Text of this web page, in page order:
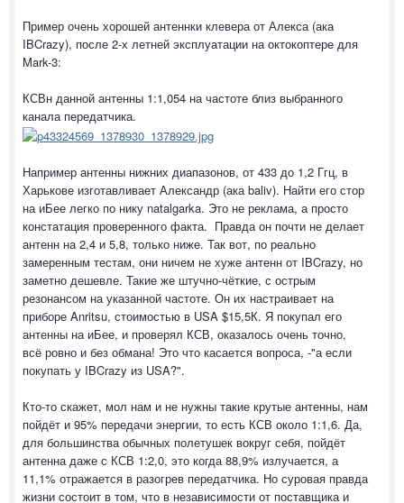
Пример очень хорошей антеннки клевера от Алекса (ака
IBCrazy), после 2-х летней эксплуатации на октокоптере для
Mark-3:
КСВн данной антенны 1:1,054 на частоте близ выбранного
канала передатчика.
Например антенны нижних диапазонов, от 433 до 1,2 Ггц, в
Харькове изготавливает Александр (ака baliv). Найти его стор
на иБее легко по нику natalgarka. Это не реклама, а просто
констатация проверенного факта. Правда он почти не делает
антенн на 2,4 и 5,8, только ниже. Так вот, по реально
замеренным тестам, они ничем не хуже антенн от IBCrazy, но
заметно дешевле. Такие же штучно-чёткие, с острым
резонансом на указанной частоте. Он их настраивает на
приборе Anritsu, стоимостью в USA $15,5К. Я покупал его
антенны на иБее, и проверял КСВ, оказалось очень точно,
всё ровно и без обмана! Это что касается вопроса, -"а если
покупать у IBCrazy из USA?".
Кто-то скажет, мол нам и не нужны такие крутые антенны, нам
пойдёт и 95% передачи энергии, то есть КСВ около 1:1,6. Да,
для большинства обычных полетушек вокруг себя, пойдёт
антенна даже с КСВ 1:2,0, это когда 88,9% излучается, а
11,1% отражается в разогрев передатчика. Но суровая правда
жизни состоит в том, что в независимости от поставщика и